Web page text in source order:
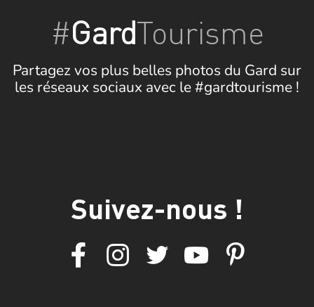
#GardTourisme
Partagez vos plus belles photos du Gard sur
les réseaux sociaux avec le #gardtourisme !
Suivez-nous !